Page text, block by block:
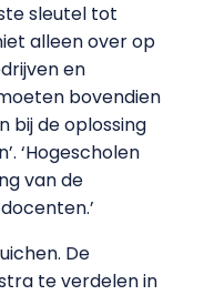
sleutel tot
alleen over op
en
bovendien
bij de oplossing
‘Hogescholen
van de
De
te verdelen in